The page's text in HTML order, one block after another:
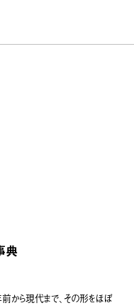
典
前から現代まで、その形をほぼ